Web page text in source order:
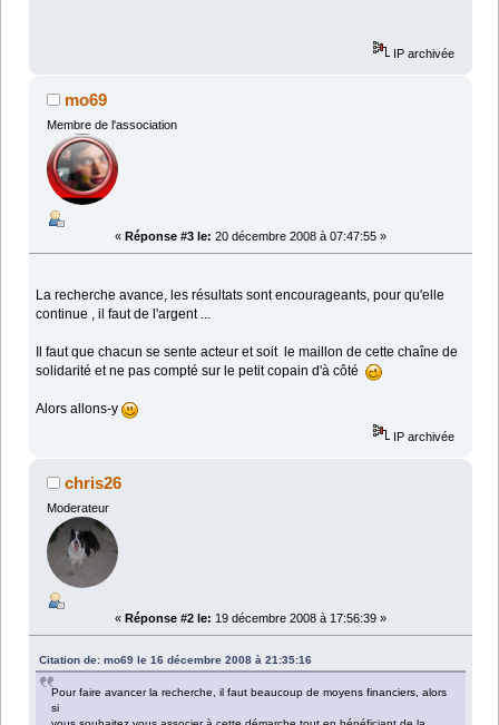
IP archivée
mo69
Membre de l'association
« Réponse #3 le: 20 décembre 2008 à 07:47:55 »
La recherche avance, les résultats sont encourageants, pour qu'elle
continue , il faut de l'argent ...
Il faut que chacun se sente acteur et soit le maillon de cette chaîne de
solidarité et ne pas compté sur le petit copain d'à côté
Alors allons-y
IP archivée
chris26
Moderateur
« Réponse #2 le: 19 décembre 2008 à 17:56:39 »
Citation de: mo69 le 16 décembre 2008 à 21:35:16
Pour faire avancer la recherche, il faut beaucoup de moyens financiers, alors
si